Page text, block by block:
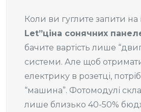
Коли ви гуглите запити на
Let”ціна сонячних
бачите вартість лише
системи. Але щоб
електрику в розетці,
“машина”. Фотомодулі
лише близько 40-50%